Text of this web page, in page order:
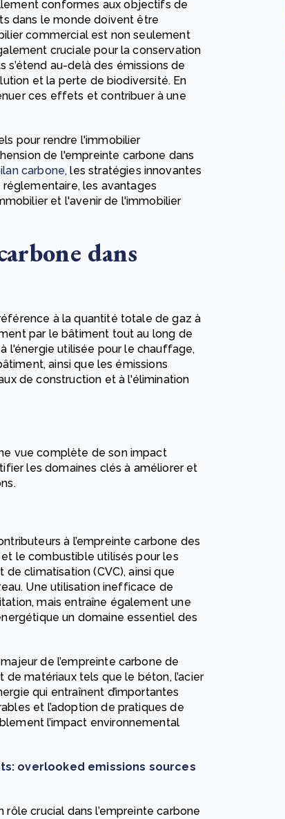
conformes aux objectifs de
dans le monde doivent être
commercial est non seulement
cruciale pour la conservation
s’étend au-delà des émissions de
et la perte de biodiversité. En
ces effets et contribuer à une
pour rendre l'immobilier
de l'empreinte carbone dans
carbone, les stratégies innovantes
les avantages
et l'avenir de l'immobilier
dans
à la quantité totale de gaz à
par le bâtiment tout au long de
l'énergie utilisée pour le chauffage,
ainsi que les émissions
de construction et à l'élimination
vue complète de son impact
les domaines clés à améliorer et
à l’empreinte carbone des
le combustible utilisés pour les
climatisation (CVC), ainsi que
Une utilisation inefficace de
mais entraîne également une
un domaine essentiel des
de l’empreinte carbone de
matériaux tels que le béton, l’acier
qui entraînent d’importantes
et l’adoption de pratiques de
l’impact environnemental
overlooked emissions sources
crucial dans l’empreinte carbone